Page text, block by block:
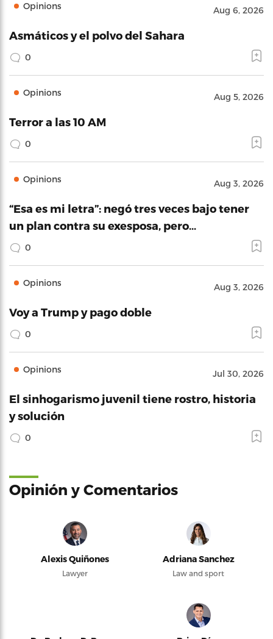
Opinions Aug 6, 2026
Asmáticos y el polvo del Sahara
0
Opinions Aug 5, 2026
Terror a las 10 AM
0
Opinions Aug 3, 2026
“Esa es mi letra”: negó tres veces bajo tener
un plan contra su exesposa, pero…
0
Opinions Aug 3, 2026
Voy a Trump y pago doble
0
Opinions Jul 30, 2026
El sinhogarismo juvenil tiene rostro, historia
y solución
0
Opinión y Comentarios
Alexis Quiñones
Lawyer
Adriana Sanchez
Law and sport